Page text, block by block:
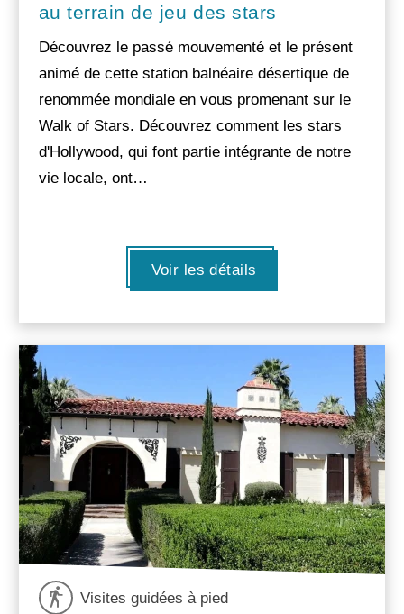
au terrain de jeu des stars
Découvrez le passé mouvementé et le présent
animé de cette station balnéaire désertique de
renommée mondiale en vous promenant sur le
Walk of Stars. Découvrez comment les stars
d'Hollywood, qui font partie intégrante de notre
vie locale, ont…
Voir les détails
Visites guidées à pied